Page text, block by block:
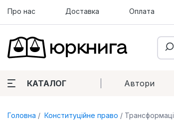
Про нас Доставка Оплата
КАТАЛОГ Автори
Головна Конституційне право